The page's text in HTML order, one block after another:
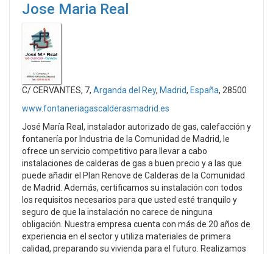
Jose Maria Real
C/ CERVANTES, 7, Arganda del Rey, Madrid, España, 28500
www.fontaneriagascalderasmadrid.es
José María Real, instalador autorizado de gas, calefacción y
fontanería por Industria de la Comunidad de Madrid, le
ofrece un servicio competitivo para llevar a cabo
instalaciones de calderas de gas a buen precio y a las que
puede añadir el Plan Renove de Calderas de la Comunidad
de Madrid. Además, certificamos su instalación con todos
los requisitos necesarios para que usted esté tranquilo y
seguro de que la instalación no carece de ninguna
obligación. Nuestra empresa cuenta con más de 20 años de
experiencia en el sector y utiliza materiales de primera
calidad, preparando su vivienda para el futuro. Realizamos